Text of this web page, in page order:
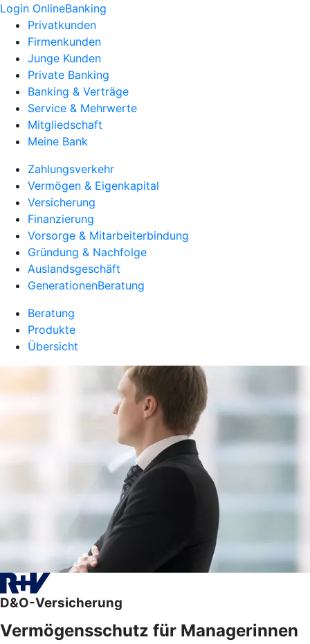
Login OnlineBanking
Privatkunden
Firmenkunden
Junge Kunden
Private Banking
Banking & Verträge
Service & Mehrwerte
Mitgliedschaft
Meine Bank
Zahlungsverkehr
Vermögen & Eigenkapital
Versicherung
Finanzierung
Vorsorge & Mitarbeiterbindung
Gründung & Nachfolge
Auslandsgeschäft
GenerationenBeratung
Beratung
Produkte
Übersicht
D&O-Versicherung
Vermögensschutz für Managerinnen